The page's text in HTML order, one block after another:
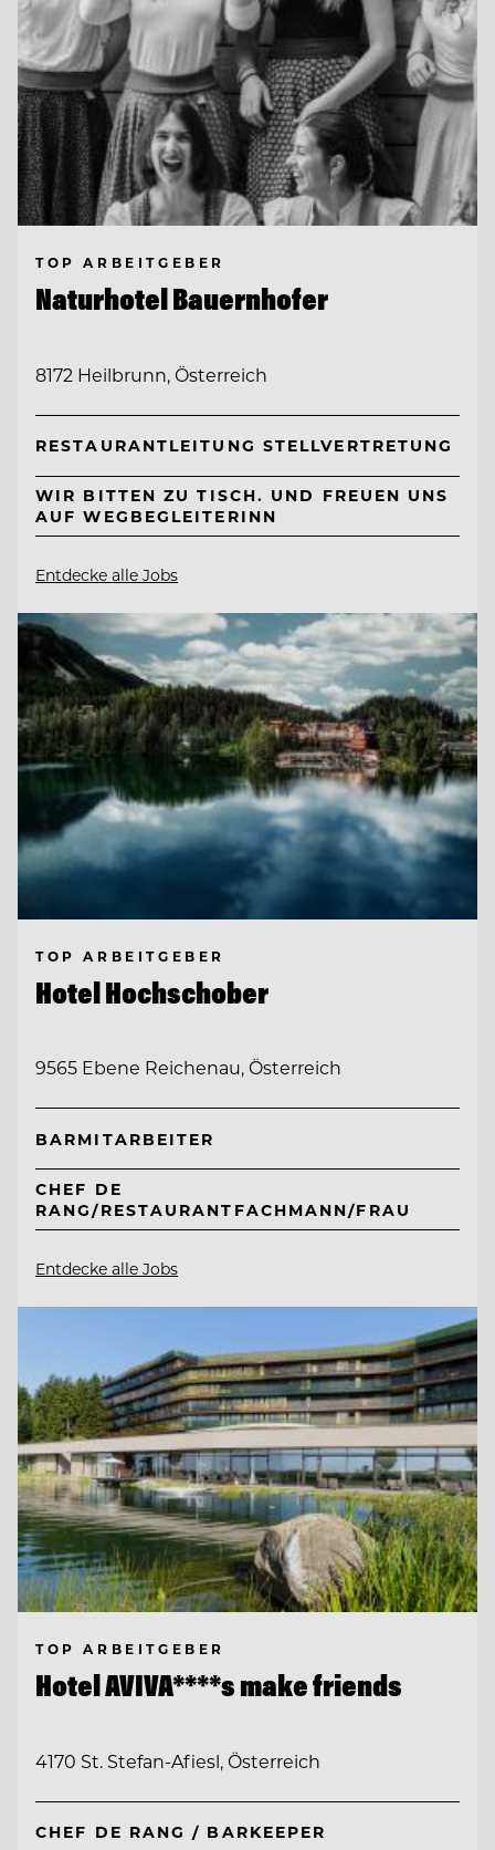
TOP ARBEITGEBER
Naturhotel Bauernhofer
8172 Heilbrunn, Österreich
RESTAURANTLEITUNG STELLVERTRETUNG
WIR BITTEN ZU TISCH. UND FREUEN UNS
AUF WEGBEGLEITERINN
Entdecke alle Jobs
TOP ARBEITGEBER
Hotel Hochschober
9565 Ebene Reichenau, Österreich
BARMITARBEITER
CHEF DE
RANG/RESTAURANTFACHMANN/FRAU
Entdecke alle Jobs
TOP ARBEITGEBER
Hotel AVIVA****s make friends
4170 St. Stefan-Afiesl, Österreich
CHEF DE RANG / BARKEEPER